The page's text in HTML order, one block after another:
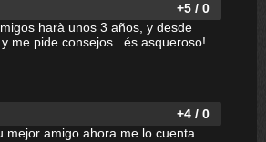
+5 / 0
harà unos 3 años, y desde
me pide consejos...és asqueroso!
+4 / 0
mejor amigo ahora me lo cuenta